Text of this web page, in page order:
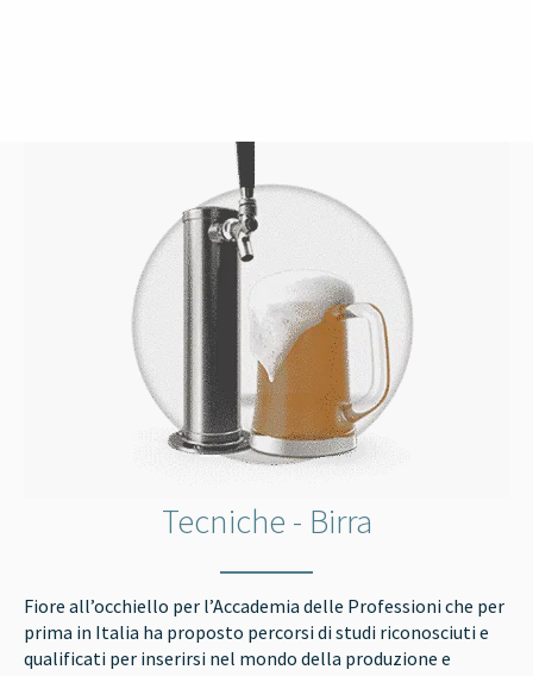
Tecniche - Birra
Fiore all’occhiello per l’Accademia delle Professioni che per
prima in Italia ha proposto percorsi di studi riconosciuti e
qualificati per inserirsi nel mondo della produzione e